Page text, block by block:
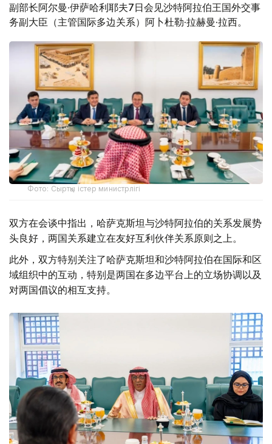
副部长阿尔曼·伊萨哈利耶夫7日会见沙特阿拉伯王国外交事
务副大臣（主管国际多边关系）阿卜杜勒·拉赫曼·拉西。
Фото: Сыртқы істер министрлігі
双方在会谈中指出，哈萨克斯坦与沙特阿拉伯的关系发展势
头良好，两国关系建立在友好互利伙伴关系原则之上。
此外，双方特别关注了哈萨克斯坦和沙特阿拉伯在国际和区
域组织中的互动，特别是两国在多边平台上的立场协调以及
对两国倡议的相互支持。